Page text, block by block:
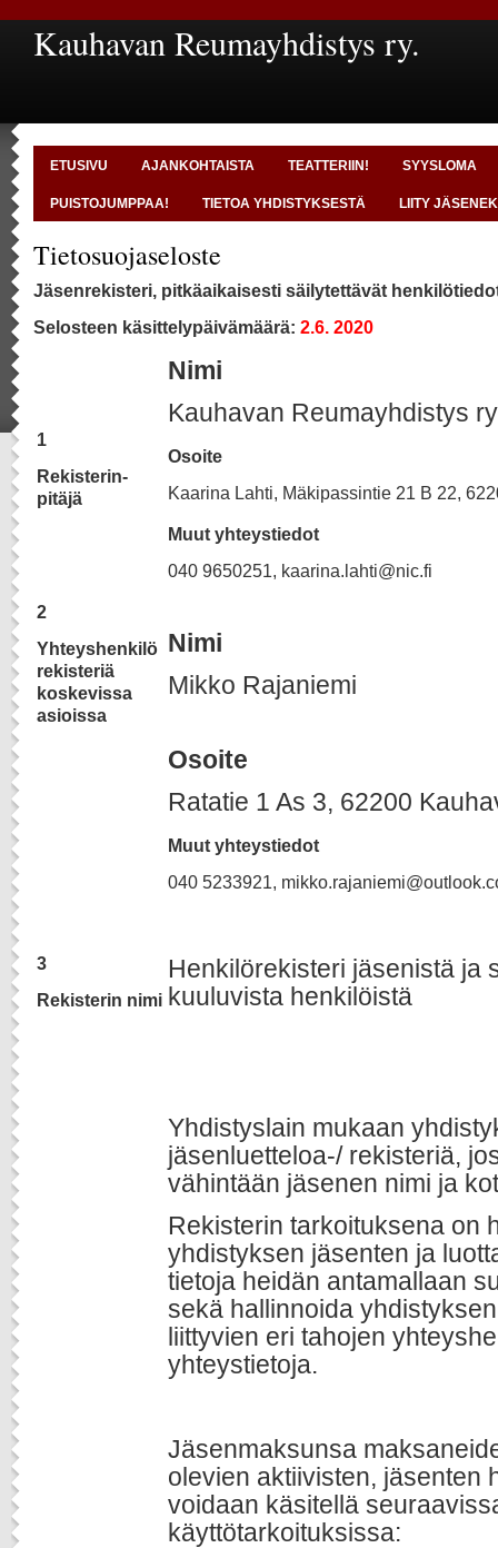
Kauhavan Reumayhdistys ry.
ETUSIVU AJANKOHTAISTA TEATTERIIN! SYYSLOMA
PUISTOJUMPPAA! TIETOA YHDISTYKSESTÄ LIITY
Tietosuojaseloste
Jäsenrekisteri, pitkäaikaisesti säilytettävät
Selosteen käsittelypäivämäärä: 2.6. 2020
1
Rekisterin-
pitäjä
Nimi
Kauhavan Reumayhdistys ry
Osoite
Kaarina Lahti, Mäkipassintie 21 B 22,
Muut yhteystiedot
040 9650251, kaarina.lahti@nic.fi
2
Yhteyshenkilö
rekisteriä
koskevissa
asioissa
Nimi
Mikko Rajaniemi
Osoite
Ratatie 1 As 3, 62200
Muut yhteystiedot
040 5233921,
3
Rekisterin nimi
Henkilörekisteri jäsenistä ja
kuuluvista henkilöistä
Yhdistyslain mukaan
jäsenluetteloa-/ rekisteriä,
vähintään jäsenen nimi ja
Rekisterin tarkoituksena on
yhdistyksen jäsenten ja
tietoja heidän antamallaan
sekä hallinnoida
liittyvien eri tahojen
yhteystietoja.
Jäsenmaksunsa
olevien aktiivisten, jäsenten
voidaan käsitellä
käyttötarkoituksissa: